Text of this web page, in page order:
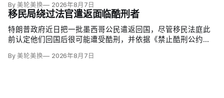
By 美轮美换 2026年8月7日
移民局绕过法官遣返面临酷刑者
特朗普政府近日把一批墨西哥公民遣返回国，尽管移民法庭此
前认定他们回国后很可能遭受酷刑，并依据《禁止酷刑公约》
文图雷拉（David Venturella）凭国务院从墨西哥政府取得的
By 美轮美换 2026年8月7日